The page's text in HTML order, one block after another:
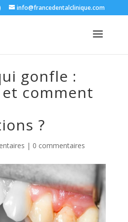
info@francedentalclinique.com
gonfle :
comment
?
| 0 commentaires